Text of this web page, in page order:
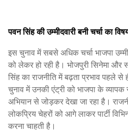
पवन सिंह की उम्मीदवारी बनी चर्चा का
इस चुनाव में सबसे अधिक चर्चा भाजपा
को लेकर हो रही है। भोजपुरी सिनेमा और
सिंह का राजनीति में बढ़ता प्रभाव पहले से
चुनाव में उनकी एंट्री को भाजपा के
अभियान से जोड़कर देखा जा रहा है।
लोकप्रिय चेहरों को आगे लाकर पार्टी
करना चाहती है।